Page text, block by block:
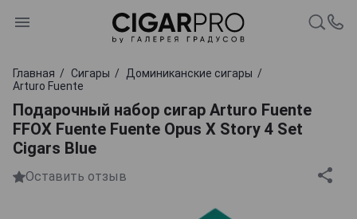
Главная Сигары
Доминиканские сигары
Arturo Fuente
Подарочный набор сигар Arturo Fuente
FFOX Fuente Fuente Opus X Story 4 Set
Cigars Blue
Оставить отзыв